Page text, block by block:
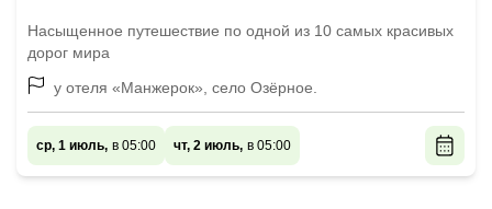
Насыщенное путешествие по одной из 10 самых красивых
дорог мира
у отеля «Манжерок», село Озёрное.
ср, 1 июль, в 05:00 чт, 2 июль, в 05:00